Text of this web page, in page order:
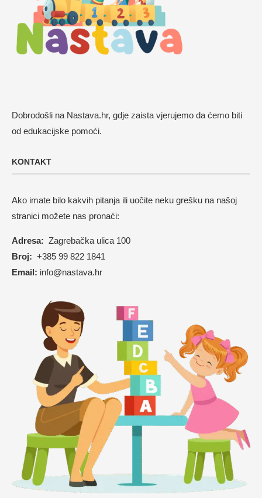
Dobrodošli na Nastava.hr, gdje zaista vjerujemo da ćemo biti
od edukacijske pomoći.
KONTAKT
Ako imate bilo kakvih pitanja ili uočite neku grešku na našoj
stranici možete nas pronaći:
Adresa: Zagrebačka ulica 100
Broj: +385 99 822 1841
Email: info@nastava.hr